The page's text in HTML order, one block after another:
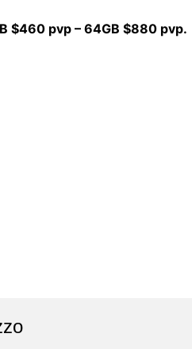
$460 pvp – 64GB $880 pvp.